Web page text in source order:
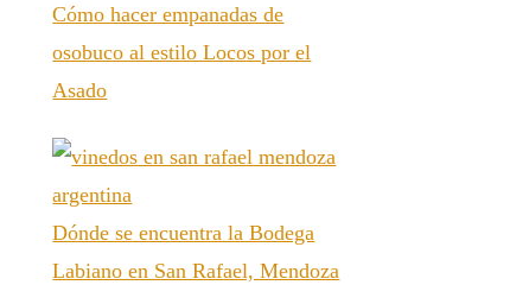
Cómo hacer empanadas de
osobuco al estilo Locos por el
Asado
Dónde se encuentra la Bodega
Labiano en San Rafael, Mendoza